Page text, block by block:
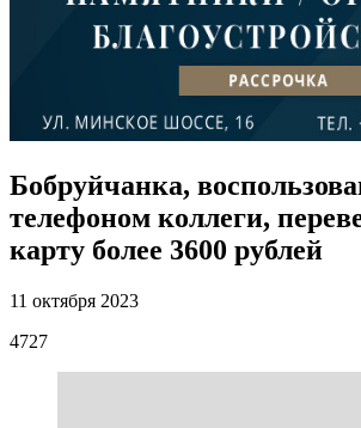
Бобруйчанка,
телефоном коллеги,
карту более 3600 рублей
11 октября 2023
4727